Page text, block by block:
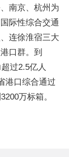
南京、杭州为
际性综合交通
连徐淮宿三大
口群。到
过2.5亿人
港口综合通过
万标箱。